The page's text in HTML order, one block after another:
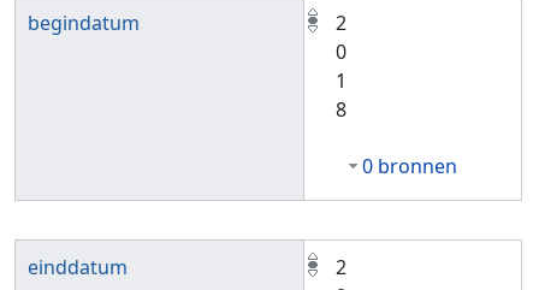
begindatum
2
0
1
8
0 bronnen
einddatum
2